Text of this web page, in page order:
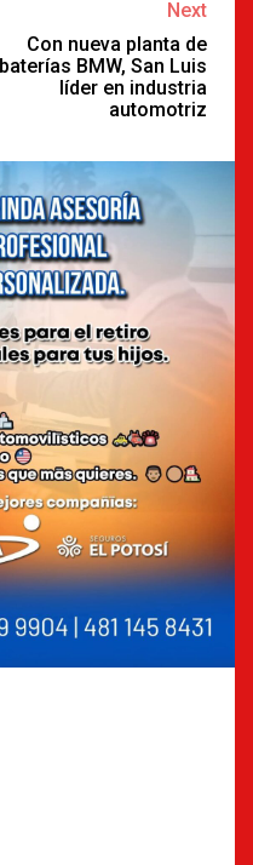
Next
Con nueva planta de
baterías BMW, San Luis
líder en industria
automotriz